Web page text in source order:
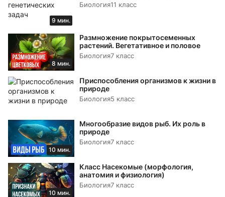
9 мин.
Биология11 класс
8 мин.
Размножение покрытосеменных
растений. Вегетативное и половое
Биология7 класс
Приспособления организмов к жизни в
природе
Биология5 класс
10 мин.
Многообразие видов рыб. Их роль в
природе
Биология7 класс
10 мин.
Класс Насекомые (морфология,
анатомия и физиология)
Биология7 класс